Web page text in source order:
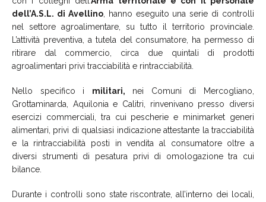
dell’A.S.L. di Avellino, hanno eseguito una serie di controlli
nel settore agroalimentare, su tutto il territorio provinciale.
L’attività preventiva, a tutela del consumatore, ha permesso di
ritirare dal commercio, circa due quintali di prodotti
agroalimentari privi tracciabilità e rintracciabilità.
Nello specifico i militari, nei Comuni di Mercogliano,
Grottaminarda, Aquilonia e Calitri, rinvenivano presso diversi
esercizi commerciali, tra cui pescherie e minimarket generi
alimentari, privi di qualsiasi indicazione attestante la tracciabilità
e la rintracciabilità posti in vendita al consumatore oltre a
diversi strumenti di pesatura privi di omologazione tra cui
bilance.
Durante i controlli sono state riscontrate, all’interno dei locali,